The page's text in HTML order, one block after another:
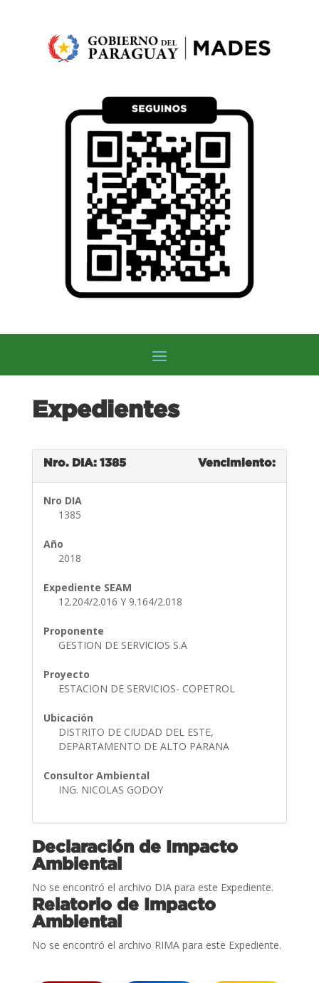
Expedientes
Nro. DIA: 1385 Vencimiento:
Nro DIA
1385
Año
2018
Expediente SEAM
12.204/2.016 Y 9.164/2.018
Proponente
GESTION DE SERVICIOS S.A
Proyecto
ESTACION DE SERVICIOS- COPETROL
Ubicación
DISTRITO DE CIUDAD DEL ESTE,
DEPARTAMENTO DE ALTO PARANA
Consultor Ambiental
ING. NICOLAS GODOY
Declaración de Impacto
Ambiental
No se encontró el archivo DIA para este Expediente.
Relatorio de Impacto
Ambiental
No se encontró el archivo RIMA para este Expediente.